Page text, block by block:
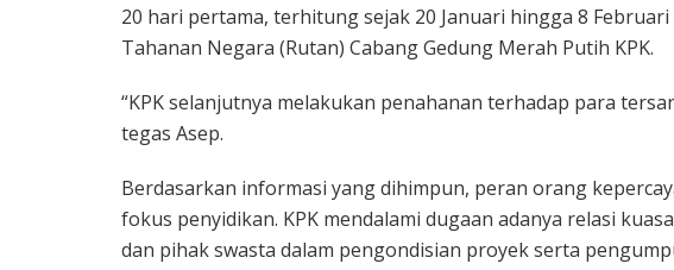
20 hari pertama, terhitung sejak 20 Januari hingga 8
Tahanan Negara (Rutan) Cabang Gedung Merah Putih KPK.
“KPK selanjutnya melakukan penahanan terhadap para
tegas Asep.
Berdasarkan informasi yang dihimpun, peran orang
fokus penyidikan. KPK mendalami dugaan adanya relasi
dan pihak swasta dalam pengondisian proyek serta